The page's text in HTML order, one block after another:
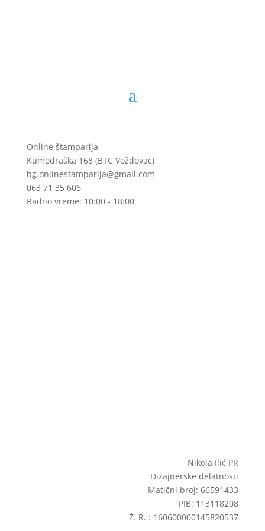
Online štamparija
Kumodraška 168 (BTC Voždovac)
bg.onlinestamparija@gmail.com
063 71 35 606
Radno vreme: 10:00 - 18:00
Nikola Ilić PR
Dizajnerske delatnosti
Matični broj: 66591433
PIB: 113118208
Ž. R. : 160600000145820537